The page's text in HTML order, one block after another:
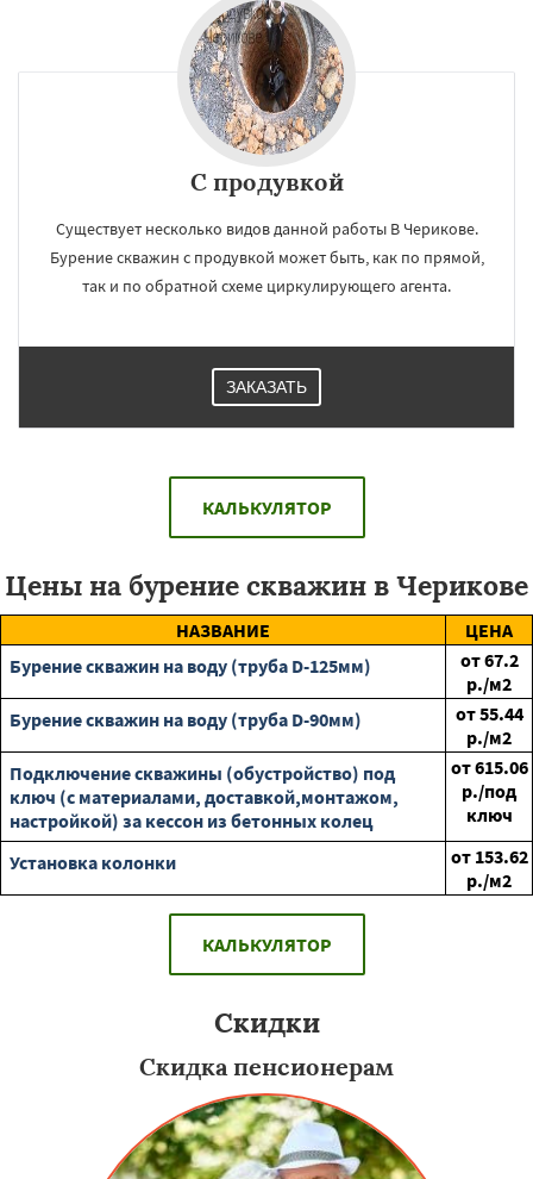
С продувкой
Существует несколько видов данной работы В Черикове.
Бурение скважин с продувкой может быть, как по прямой,
так и по обратной схеме циркулирующего агента.
ЗАКАЗАТЬ
КАЛЬКУЛЯТОР
Цены на бурение скважин в Черикове
НАЗВАНИЕ
ЦЕНА
Бурение скважин на воду (труба D-125мм)
от67.2
р./м2
Бурение скважин на воду (труба D-90мм)
от55.44
р./м2
Подключение скважины (обустройство) под
ключ (с материалами, доставкой,монтажом,
настройкой) за кессон из бетонных колец
от615.06
р./под
ключ
Установка колонки
от 153.62
р./м2
КАЛЬКУЛЯТОР
Скидки
Скидка пенсионерам